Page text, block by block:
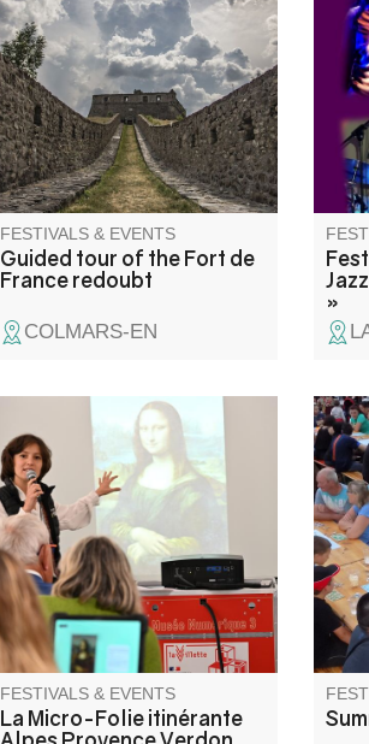
of the fortifications, to help you
understand (and gain access
to!) this site usually closed to
the public.
FESTIVALS & EVENTS
Guided tour of the Fort de
France redoubt
COLMARS-EN
«
»
La Micro-Folie itinérante Alpes
Provence Verdon s'installe à
Clumanc ! La Micro-Folie c'est
un musée numérique, un
espace de réalité virtuelle, un
fablab et une ludothèque. Une
programmation riche et ludique
vous attend pour petits et
grands.
FESTIVALS & EVENTS
La Micro-Folie itinérante
be